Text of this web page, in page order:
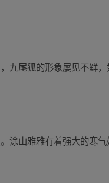
九尾狐的形象屡见不鲜
涂山雅雅有着强大的寒